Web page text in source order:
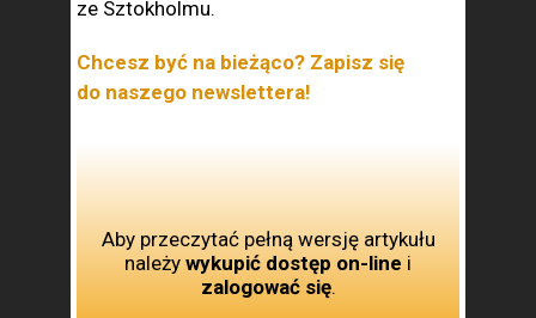
ze Sztokholmu.
Chcesz być na bieżąco? Zapisz się
do naszego newslettera!
Aby przeczytać pełną wersję artykułu
należy wykupić dostęp on-line i
zalogować się.